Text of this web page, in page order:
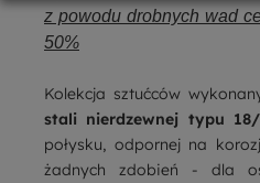
z powodu drobnych wad
50%
Kolekcja sztućców
stali nierdzewnej typu
połysku, odpornej na
żadnych zdobień - dla